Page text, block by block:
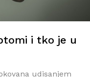
i tko je u
udisanjem